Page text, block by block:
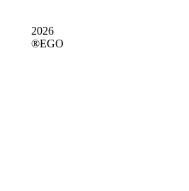
2026
®EGO